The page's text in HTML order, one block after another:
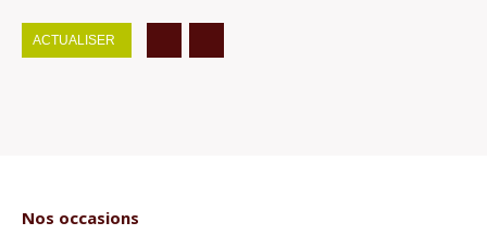
ACTUALISER
Nos occasions